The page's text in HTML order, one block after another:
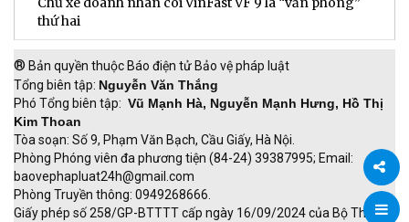
Chia
thứ hai
® Bản quyền thuộc Báo điện tử Bảo vệ pháp luật
Tổng biên tập: Nguyễn Văn Thắng
Phó Tổng biên tập: Vũ Mạnh Hà, Nguyễn Mạnh Hưng, Hồ Thị
Kim Thoan
Tòa soạn: Số 9, Phạm Văn Bạch, Cầu Giấy, Hà Nội.
Phòng Phóng viên đa phương tiện (84-24) 39387995; Email:
baovephapluat24h@gmail.com
Phòng Truyền thông: 0949268666.
Giấy phép số 258/GP-BTTTT cấp ngày 16/09/2024 của Bộ Thông